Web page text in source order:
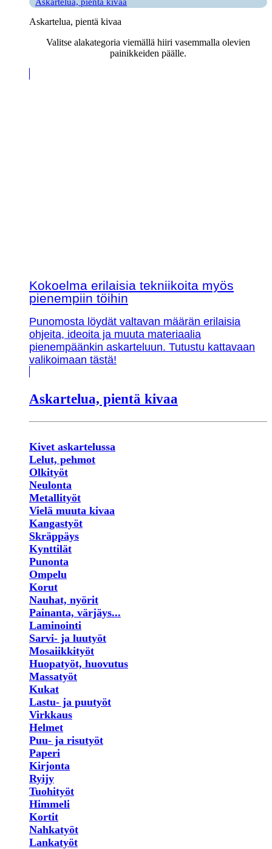
Askartelua, pientä kivaa
Askartelua, pientä kivaa
Valitse alakategoria viemällä hiiri vasemmalla olevien
painikkeiden päälle.
Kokoelma erilaisia tekniikoita myös
pienempiin töihin
Punomosta löydät valtavan määrän erilaisia
ohjeita, ideoita ja muuta materiaalia
pienempäänkin askarteluun. Tutustu kattavaan
valikoimaan tästä!
Askartelua, pientä kivaa
Kivet askartelussa
Lelut, pehmot
Olkityöt
Neulonta
Metallityöt
Vielä muuta kivaa
Kangastyöt
Skräppäys
Kynttilät
Punonta
Ompelu
Korut
Nauhat, nyörit
Painanta, värjäys...
Laminointi
Sarvi- ja luutyöt
Mosaiikkityöt
Huopatyöt, huovutus
Massatyöt
Kukat
Lastu- ja puutyöt
Virkkaus
Helmet
Puu- ja risutyöt
Paperi
Kirjonta
Ryijy
Tuohityöt
Himmeli
Kortit
Nahkatyöt
Lankatyöt